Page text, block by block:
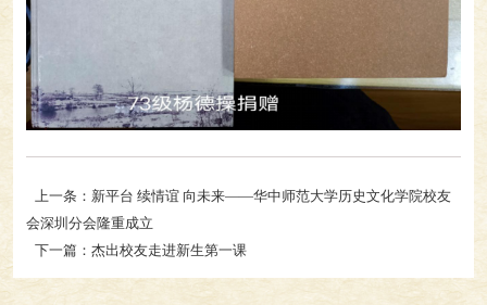
上一条：新平台 续情谊 向未来——华中师范大学历史文化学院校友
会深圳分会隆重成立
下一篇：杰出校友走进新生第一课